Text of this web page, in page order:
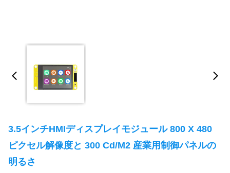
3.5インチHMIディスプレイモジュール 800 X 480
ピクセル解像度と 300 Cd/m2 産業用制御パネルの
明るさ